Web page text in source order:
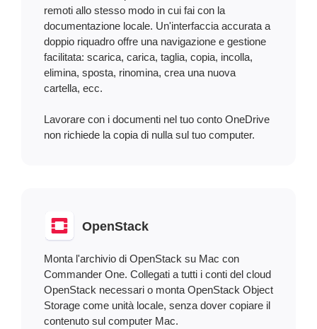
remoti allo stesso modo in cui fai con la
documentazione locale. Un'interfaccia accurata a
doppio riquadro offre una navigazione e gestione
facilitata: scarica, carica, taglia, copia, incolla,
elimina, sposta, rinomina, crea una nuova
cartella, ecc.
Lavorare con i documenti nel tuo conto OneDrive
non richiede la copia di nulla sul tuo computer.
OpenStack
Monta l'archivio di OpenStack su Mac con
Commander One. Collegati a tutti i conti del cloud
OpenStack necessari o monta OpenStack Object
Storage come unità locale, senza dover copiare il
contenuto sul computer Mac.